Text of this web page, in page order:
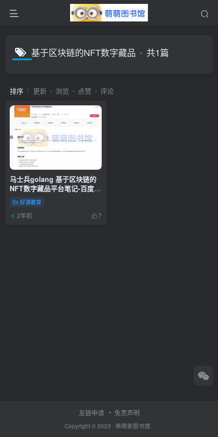
基于区块链的NFT数字藏品 共1篇
排序 更新 浏览 点赞 评论
马士兵golang 基于区块链的
NFT数字藏品平台笔记-百度网
盘-下载
好课教育
2年前 7
友链申请 免责声明
Copyright © 2023 · 萌萌家图书馆 ·